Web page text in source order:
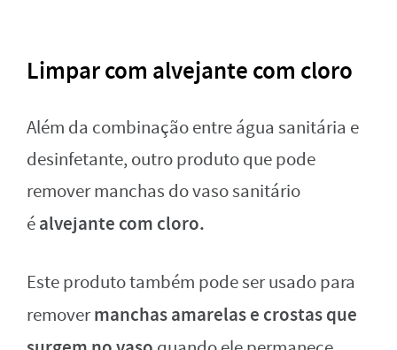
Limpar com alvejante com cloro
Além da combinação entre água sanitária e
desinfetante, outro produto que pode
remover manchas do vaso sanitário
éalvejante com cloro.
Este produto também pode ser usado para
removermanchas amarelas e crostas que